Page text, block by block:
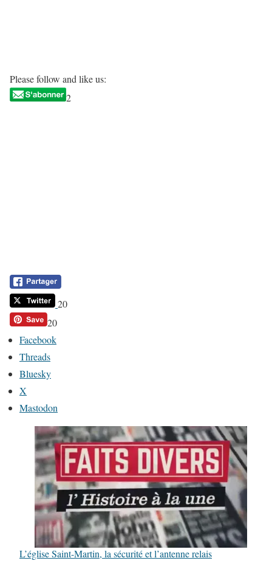
Please follow and like us:
2
20
20
Facebook
Threads
Bluesky
X
Mastodon
L’église Saint-Martin, la sécurité et l’antenne relais